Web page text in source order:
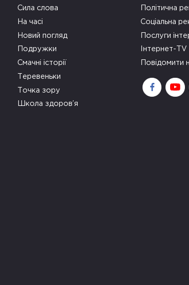
Сила слова
На часі
Новий погляд
Подружки
Смачні історії
Теревеньки
Точка зору
Школа здоров’я
Політична
Соціальна
Послуги
Інтернет-TV
Повідомити